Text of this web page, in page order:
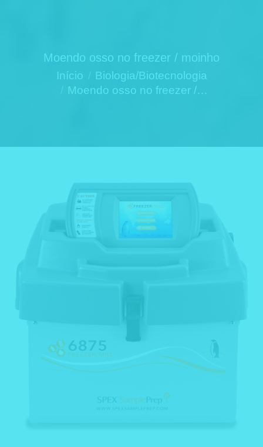
Moendo osso no freezer / moinho
Você está aqui:
Início
Biologia/Biotecnologia
Moendo osso no freezer /…